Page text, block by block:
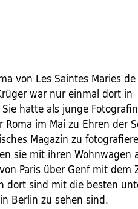
von Les Saintes Maries
war nur einmal dort in
hatte als junge
im Mai zu Ehren der
Magazin zu
sie mit ihren Wohnwagen
Paris über Genf mit dem
dort sind mit die besten
Berlin zu sehen sind.